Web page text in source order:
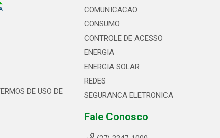
DE USO DE
COMUNICACAO
CONSUMO
CONTROLE DE ACESSO
ENERGIA
ENERGIA SOLAR
REDES
SEGURANCA ELETRONICA
Fale Conosco